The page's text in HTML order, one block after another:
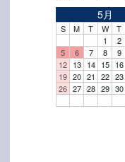
5月
S M T W T
1
2
5
6 7 8 9
12 13 14 15 16
19 20 21 22 23
26 27 28 29 30